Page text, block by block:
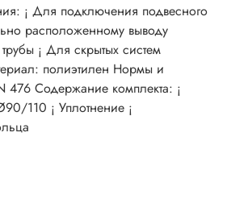
¡ Для подключения подвесного
расположенному выводу
¡ Для скрытых систем
полиэтилен Нормы и
476 Содержание комплекта: ¡
110 ¡ Уплотнение ¡